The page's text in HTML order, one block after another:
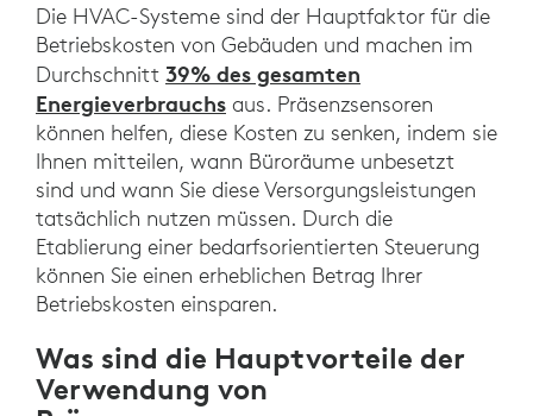
Die HVAC-Systeme sind der Hauptfaktor für die
Betriebskosten von Gebäuden und machen im
Durchschnitt 39% des gesamten
Energieverbrauchs aus. Präsenzsensoren
können helfen, diese Kosten zu senken, indem sie
Ihnen mitteilen, wann Büroräume unbesetzt
sind und wann Sie diese Versorgungsleistungen
tatsächlich nutzen müssen. Durch die
Etablierung einer bedarfsorientierten Steuerung
können Sie einen erheblichen Betrag Ihrer
Betriebskosten einsparen.
Was sind die Hauptvorteile der
Verwendung von